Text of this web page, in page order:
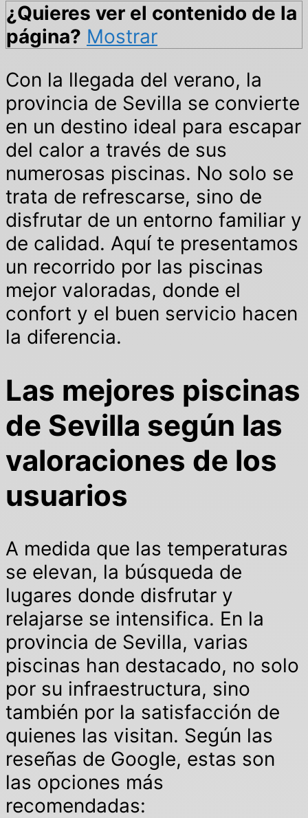
¿Quieres ver el contenido de la
página? Mostrar
Con la llegada del verano, la
provincia de Sevilla se convierte
en un destino ideal para escapar
del calor a través de sus
numerosas piscinas. No solo se
trata de refrescarse, sino de
disfrutar de un entorno familiar y
de calidad. Aquí te presentamos
un recorrido por las piscinas
mejor valoradas, donde el
confort y el buen servicio hacen
la diferencia.
Las mejores piscinas
de Sevilla según las
valoraciones de los
usuarios
A medida que las temperaturas
se elevan, la búsqueda de
lugares donde disfrutar y
relajarse se intensifica. En la
provincia de Sevilla, varias
piscinas han destacado, no solo
por su infraestructura, sino
también por la satisfacción de
quienes las visitan. Según las
reseñas de Google, estas son
las opciones más
recomendadas: